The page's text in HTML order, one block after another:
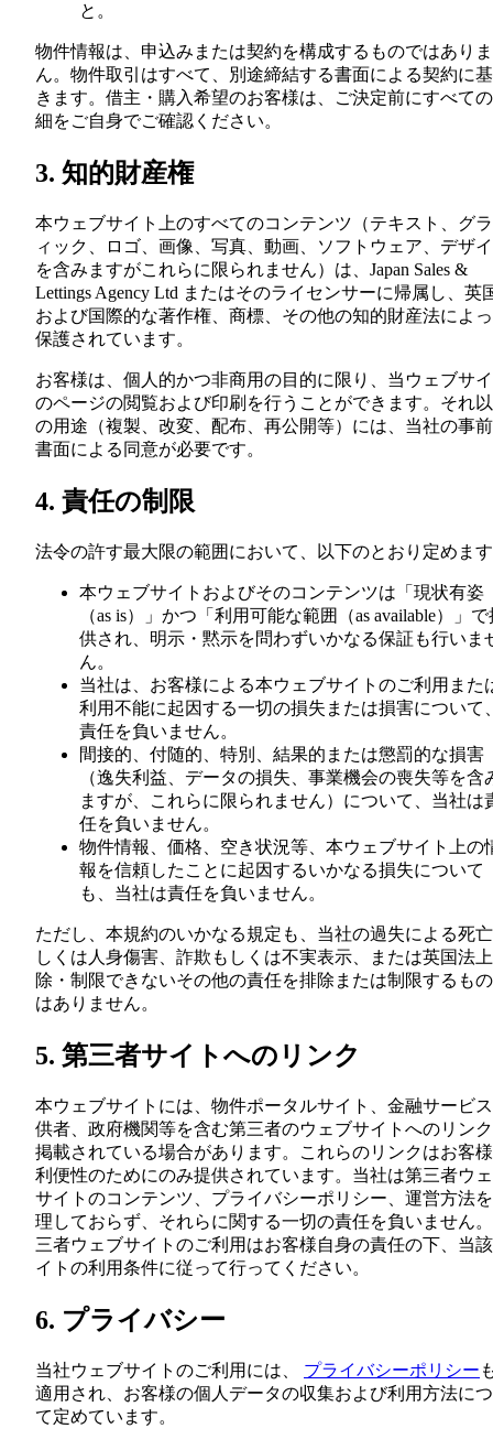
と。
物件情報は、申込みまたは契約を構成するものではあり
ん。物件取引はすべて、別途締結する書面による契約に
きます。借主・購入希望のお客様は、ご決定前にすべて
細をご自身でご確認ください。
3. 知的財産権
本ウェブサイト上のすべてのコンテンツ（テキスト、グ
ィック、ロゴ、画像、写真、動画、ソフトウェア、デザ
を含みますがこれらに限られません）は、Japan Sales &
Lettings Agency Ltd またはそのライセンサーに帰属し、英
および国際的な著作権、商標、その他の知的財産法によ
保護されています。
お客様は、個人的かつ非商用の目的に限り、当ウェブサ
のページの閲覧および印刷を行うことができます。それ
の用途（複製、改変、配布、再公開等）には、当社の事
書面による同意が必要です。
4. 責任の制限
法令の許す最大限の範囲において、以下のとおり定めま
本ウェブサイトおよびそのコンテンツは「現状有姿
（as is）」かつ「利用可能な範囲（as available）」で
供され、明示・黙示を問わずいかなる保証も行いま
ん。
当社は、お客様による本ウェブサイトのご利用また
利用不能に起因する一切の損失または損害について
責任を負いません。
間接的、付随的、特別、結果的または懲罰的な損害
（逸失利益、データの損失、事業機会の喪失等を含
ますが、これらに限られません）について、当社は
任を負いません。
物件情報、価格、空き状況等、本ウェブサイト上の
報を信頼したことに起因するいかなる損失について
も、当社は責任を負いません。
ただし、本規約のいかなる規定も、当社の過失による死
しくは人身傷害、詐欺もしくは不実表示、または英国法
除・制限できないその他の責任を排除または制限するも
はありません。
5. 第三者サイトへのリンク
本ウェブサイトには、物件ポータルサイト、金融サービ
供者、政府機関等を含む第三者のウェブサイトへのリン
掲載されている場合があります。これらのリンクはお客
利便性のためにのみ提供されています。当社は第三者ウ
サイトのコンテンツ、プライバシーポリシー、運営方法
理しておらず、それらに関する一切の責任を負いません
三者ウェブサイトのご利用はお客様自身の責任の下、当
イトの利用条件に従って行ってください。
6. プライバシー
当社ウェブサイトのご利用には、 プライバシーポリシー
適用され、お客様の個人データの収集および利用方法に
て定めています。